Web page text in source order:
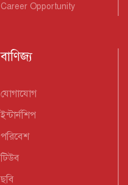
Career Opportunity
বাণিজ্য
যোগাযোগ
ইন্টার্নশিপ
পরিবেশ
টিউব
ছবি